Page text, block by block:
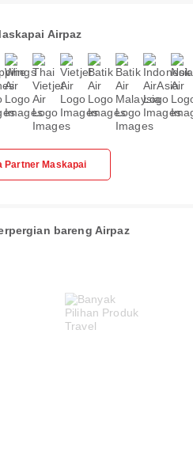
Airpaz
Partner Maskapai
bareng Airpaz